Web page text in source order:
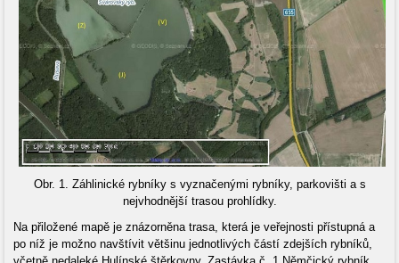
Obr. 1. Záhlinické rybníky s vyznačenými rybníky, parkovišti a s
nejvhodnější trasou prohlídky.
Na přiložené mapě je znázorněna trasa, která je veřejnosti přístupná a
po níž je možno navštívit většinu jednotlivých částí zdejších rybníků,